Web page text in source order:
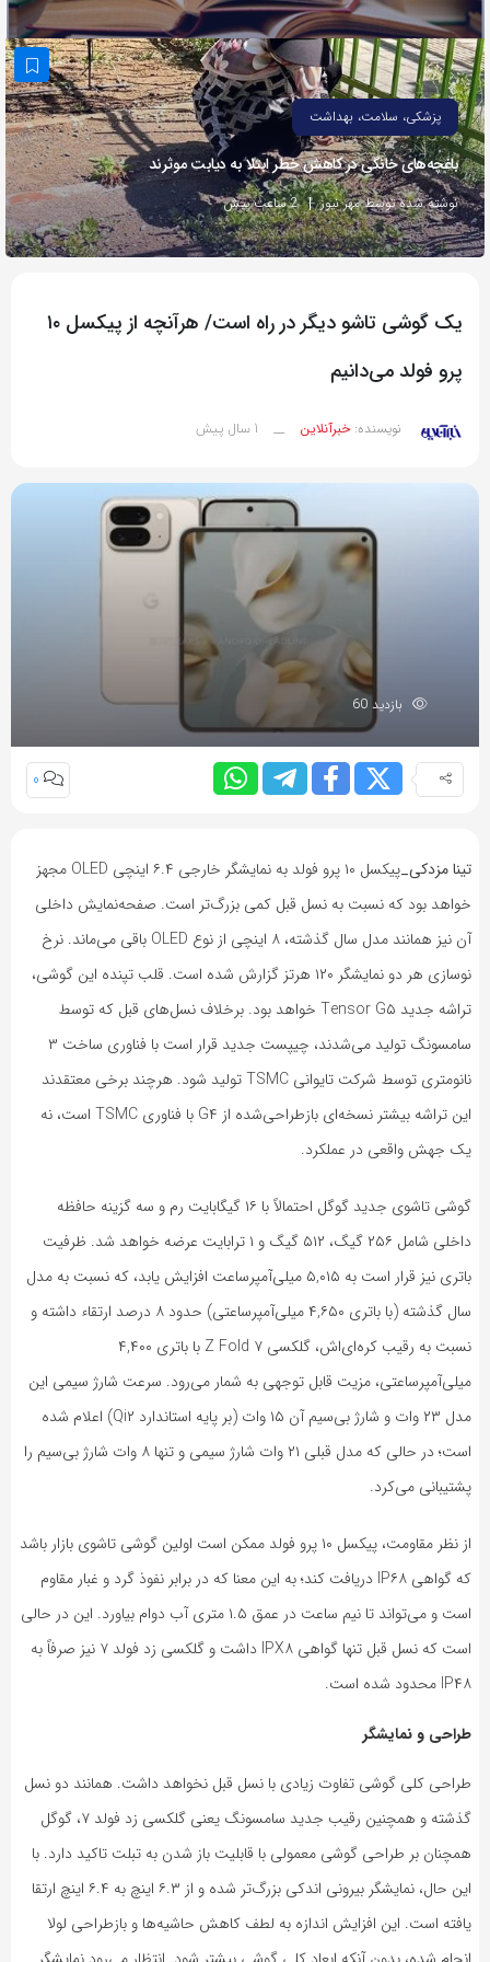
به
اشتراک
بگذارید.
کپی
لینک
پزشکی، سلامت، بهداشت
باغچه‌های خانگی در کاهش خطر ابتلا به دیابت موثرند
نوشته شده توسط مهر نیوز 2 ساعت پیش
یک گوشی تاشو دیگر در راه است/ هرآنچه از پیکسل ۱۰
پرو فولد می‌دانیم
نویسنده:خبرآنلاین __ 1 سال پیش
بازدید 60
0
تینا مزدکی_
پیکسل ۱۰ پرو فولد به نمایشگر خارجی ۶.۴ اینچی OLED مجهز
خواهد بود که نسبت به نسل قبل کمی بزرگ‌تر است. صفحه‌نمایش داخلی
آن نیز همانند مدل سال گذشته، ۸ اینچی از نوع OLED باقی می‌ماند. نرخ
نوسازی هر دو نمایشگر ۱۲۰ هرتز گزارش شده است. قلب تپنده این گوشی،
تراشه جدید Tensor G۵ خواهد بود. برخلاف نسل‌های قبل که توسط
سامسونگ تولید می‌شدند، چیپست جدید قرار است با فناوری ساخت ۳
نانومتری توسط شرکت تایوانی TSMC تولید شود. هرچند برخی معتقدند
این تراشه بیشتر نسخه‌ای بازطراحی‌شده از G۴ با فناوری TSMC است، نه
یک جهش واقعی در عملکرد.
گوشی تاشوی جدید گوگل احتمالاً با ۱۶ گیگابایت رم و سه گزینه حافظه
داخلی شامل ۲۵۶ گیگ، ۵۱۲ گیگ و ۱ ترابایت عرضه خواهد شد. ظرفیت
باتری نیز قرار است به ۵,۰۱۵ میلی‌آمپرساعت افزایش یابد، که نسبت به مدل
سال گذشته (با باتری ۴,۶۵۰ میلی‌آمپرساعتی) حدود ۸ درصد ارتقاء داشته و
نسبت به رقیب کره‌ای‌اش، گلکسی Z Fold ۷ با باتری ۴,۴۰۰
میلی‌آمپرساعتی، مزیت قابل توجهی به شمار می‌رود. سرعت شارژ سیمی این
مدل ۲۳ وات و شارژ بی‌سیم آن ۱۵ وات (بر پایه استاندارد Qi۲) اعلام شده
است؛ در حالی که مدل قبلی ۲۱ وات شارژ سیمی و تنها ۸ وات شارژ بی‌سیم را
پشتیبانی می‌کرد.
از نظر مقاومت، پیکسل ۱۰ پرو فولد ممکن است اولین گوشی تاشوی بازار باشد
که گواهی IP۶۸ دریافت کند؛ به این معنا که در برابر نفوذ گرد و غبار مقاوم
است و می‌تواند تا نیم ساعت در عمق ۱.۵ متری آب دوام بیاورد. این در حالی‌
است که نسل قبل تنها گواهی IPX۸ داشت و گلکسی زد فولد ۷ نیز صرفاً به
IP۴۸ محدود شده است.
طراحی و نمایشگر
طراحی کلی گوشی تفاوت زیادی با نسل قبل نخواهد داشت. همانند دو نسل
گذشته و همچنین رقیب جدید سامسونگ یعنی گلکسی زد فولد ۷، گوگل
همچنان بر طراحی گوشی معمولی با قابلیت باز شدن به تبلت تاکید دارد. با
این حال، نمایشگر بیرونی اندکی بزرگ‌تر شده و از ۶.۳ اینچ به ۶.۴ اینچ ارتقا
یافته است. این افزایش اندازه به لطف کاهش حاشیه‌ها و بازطراحی لولا